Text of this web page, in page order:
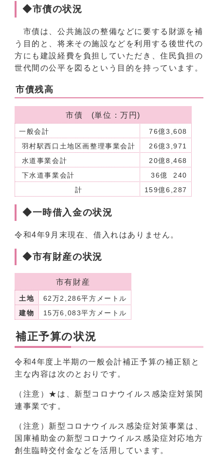
◆市債の状況
市債は、公共施設の整備などに要する財源を補
う目的と、将来その施設などを利用する後世代の
方にも建設経費を負担していただき、住民負担の
世代間の公平を図るという目的を持っています。
市債残高
市債 (単位：万円)
一般会計
76億3,608
羽村駅西口土地区画整理事業会計
26億3,971
水道事業会計
20億8,468
下水道事業会計
36億 240
計
159億6,287
◆一時借入金の状況
令和4年9月末現在、借入れはありません。
◆市有財産の状況
市有財産
土地
62万2,286平方メートル
建物
15万6,083平方メートル
補正予算の状況
令和4年度上半期の一般会計補正予算の補正額と
主な内容は次のとおりです。
（注意）★は、新型コロナウイルス感染症対策関
連事業です。
（注意）新型コロナウイルス感染症対策事業は、
国庫補助金の新型コロナウイルス感染症対応地方
創生臨時交付金などを活用しています。